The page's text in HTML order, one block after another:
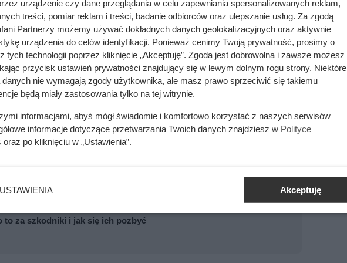
środków chemicznych do czyszczenia srebrnej biżuterii.
sięgnąć po sól kuchenną i folię aluminiową do czyszczenia srebra.
srebro po kąpieli w tym roztworze nie wymaga polerowania, co chroni
procesie przejmuje zabrudzenia z powierzchni srebra, co sprawia,
ślad? To może być efekt ukąszenia!
to za szkodniki i jak się ich pozbyć
urządzenie czy dane przeglądania w celu zapewniania spersonalizowanych reklam,
treści, pomiar reklam i treści, badanie odbiorców oraz ulepszanie usług. Za zgodą
Partnerzy możemy używać dokładnych danych geolokalizacyjnych oraz aktywnie
urządzenia do celów identyfikacji. Ponieważ cenimy Twoją prywatność, prosimy o
tych technologii poprzez kliknięcie „Akceptuję”. Zgoda jest dobrowolna i zawsze możesz
przycisk ustawień prywatności znajdujący się w lewym dolnym rogu strony. Niektóre
danych nie wymagają zgody użytkownika, ale masz prawo sprzeciwić się takiemu
będą miały zastosowania tylko na tej witrynie.
informacjami, abyś mógł świadomie i komfortowo korzystać z naszych serwisów
informacje dotyczące przetwarzania Twoich danych znajdziesz w Polityce
oraz po kliknięciu w „Ustawienia”.
USTAWIENIA Akceptuję